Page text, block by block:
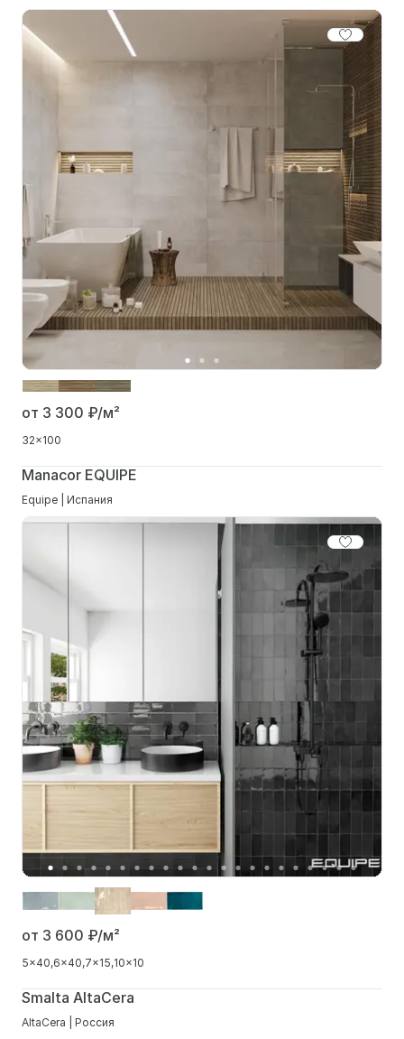
от 3 300 ₽/м²
32x100
Manacor EQUIPE
Equipe | Испания
от 3 600 ₽/м²
5x40 6x40 7x15 10x10
Smalta AltaCera
AltaCera | Россия